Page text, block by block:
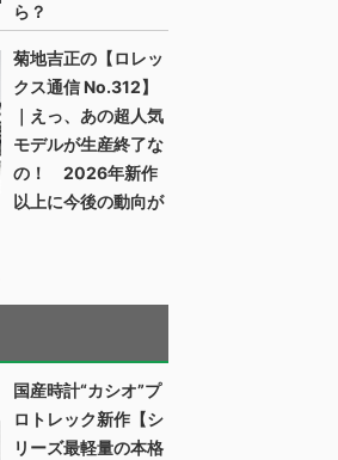
ら？
菊地吉正の【ロレッ
クス通信 No.312】
｜えっ、あの超人気
モデルが生産終了な
の！ 2026年新作
以上に今後の動向が
国産時計“カシオ”プ
ロトレック新作【シ
リーズ最軽量の本格